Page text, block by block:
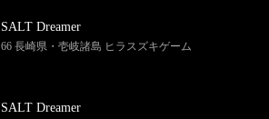
SALT Dreamer
66 長崎県・壱岐諸島 ヒラスズキゲーム
SALT Dreamer